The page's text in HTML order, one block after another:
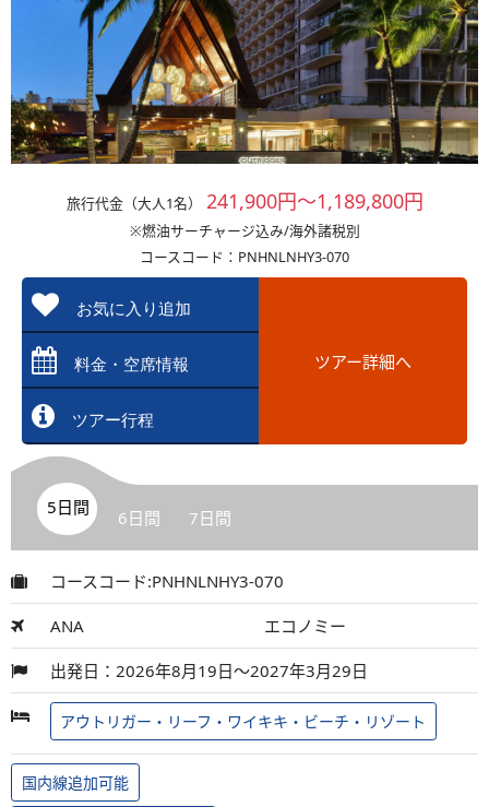
旅行代金（大人1名） 241,900円～1,189,800円
※燃油サーチャージ込み/海外諸税別
コースコード：PNHNLNHY3-070
お気に入り追加
料金・空席情報
ツアー行程
ツアー詳細へ
5日間 6日間 7日間
コースコード:PNHNLNHY3-070
ANA エコノミー
出発日：2026年8月19日～2027年3月29日
アウトリガー・リーフ・ワイキキ・ビーチ・リゾート
国内線追加可能